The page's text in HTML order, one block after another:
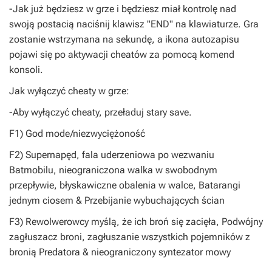
-Jak już będziesz w grze i będziesz miał kontrolę nad
swoją postacią naciśnij klawisz "END" na klawiaturze. Gra
zostanie wstrzymana na sekundę, a ikona autozapisu
pojawi się po aktywacji cheatów za pomocą komend
konsoli.
Jak wyłączyć cheaty w grze:
-Aby wyłączyć cheaty, przeładuj stary save.
F1) God mode/niezwyciężoność
F2) Supernapęd, fala uderzeniowa po wezwaniu
Batmobilu, nieograniczona walka w swobodnym
przepływie, błyskawiczne obalenia w walce, Batarangi
jednym ciosem & Przebijanie wybuchających ścian
F3) Rewolwerowcy myślą, że ich broń się zacięła, Podwójny
zagłuszacz broni, zagłuszanie wszystkich pojemników z
bronią Predatora & nieograniczony syntezator mowy